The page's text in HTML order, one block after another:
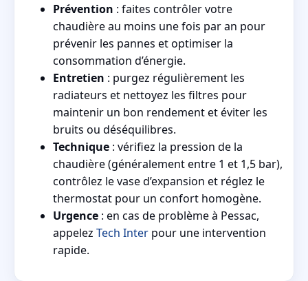
Prévention : faites contrôler votre
chaudière au moins une fois par an pour
prévenir les pannes et optimiser la
consommation d’énergie.
Entretien : purgez régulièrement les
radiateurs et nettoyez les filtres pour
maintenir un bon rendement et éviter les
bruits ou déséquilibres.
Technique : vérifiez la pression de la
chaudière (généralement entre 1 et 1,5 bar),
contrôlez le vase d’expansion et réglez le
thermostat pour un confort homogène.
Urgence : en cas de problème à Pessac,
appelez Tech Inter pour une intervention
rapide.